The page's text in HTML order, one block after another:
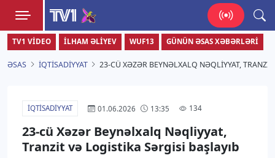
TV1
Zamanı bizimlə yaşa!
TV1 VIDEO İLHAM ƏLIYEV WUF13 GÜNÜN ƏSAS XƏBƏRLƏRI
ƏSAS İQTISADIYYAT 23-CÜ XƏZƏR BEYNƏLXALQ NƏQLIYYAT,
İQTISADIYYAT 01.06.2026 13:35 134
23-cü Xəzər Beynəlxalq Nəqliyyat,
Tranzit və Logistika Sərgisi başlayıb